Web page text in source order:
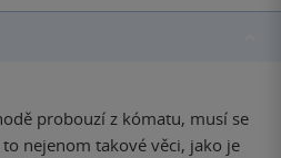
probouzí z kómatu, musí se
nejenom takové věci, jako je